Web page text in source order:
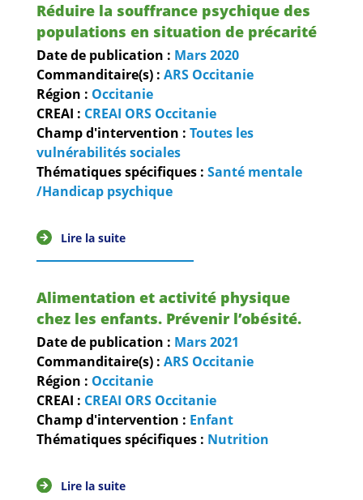
Réduire la souffrance psychique des
populations en situation de précarité
Date de publication : Mars2020
Commanditaire(s) : ARS Occitanie
Région : Occitanie
CREAI : CREAI ORS Occitanie
Champ d'intervention : Toutes les
vulnérabilités sociales
Thématiques spécifiques : Santé mentale
/Handicap psychique
Lire la suite
Alimentation et activité physique
chez les enfants. Prévenir l’obésité.
Date de publication : Mars2021
Commanditaire(s) : ARS Occitanie
Région : Occitanie
CREAI : CREAI ORS Occitanie
Champ d'intervention : Enfant
Thématiques spécifiques : Nutrition
Lire la suite